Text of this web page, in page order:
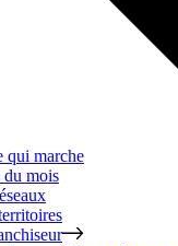
qui marche
du mois